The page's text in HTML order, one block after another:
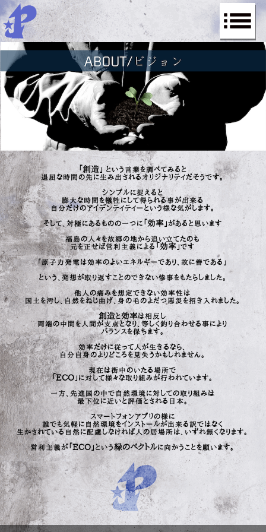
「創造」 という言葉を調べてみると
退屈な時間の先に生み出されるオリジナリティだそうです。
シンプルに捉えると
膨大な時間を犠牲にして得られる事が出来る
自分だけのアイデンティティーという様な気がします。
そして、対極にあるものの一つに「効率」があると思います
福島の人々を故郷の地から追い立てたのも
元を正せば営利主義による 「効率」です
「原子力発電は効率のよいエネルギーであり、故に善である」
という、発想が取り返すことのできない惨事をもたらしました。
他人の痛みを想定できない効率性は
国土を汚し、自然をねじ曲げ、身の毛のよだつ悪災を招き入れました。
創造と効率は相反し
両端の中間を人間が支点となり、等しく釣り合わせる事により
バランスを保ちます。
効率だけに従って人が生きるなら、
自分自身のよりどころを見失うかもしれません。
現在は街中のいたる場所で
「ECO」 に対して様々な取り組みが行われています。
一方、先進国の中で自然環境に対しての取り組みは
最下位に近いと評価とされる日本。
スマートフォンアプリの様に
誰でも気軽に自然環境をインストールが出来る訳ではなく
生かされている自然に配慮しなければ人の居場所は、いずれ無くなります。
営利主義が「ECO」 という緑のベクトルに向かうことを願います。